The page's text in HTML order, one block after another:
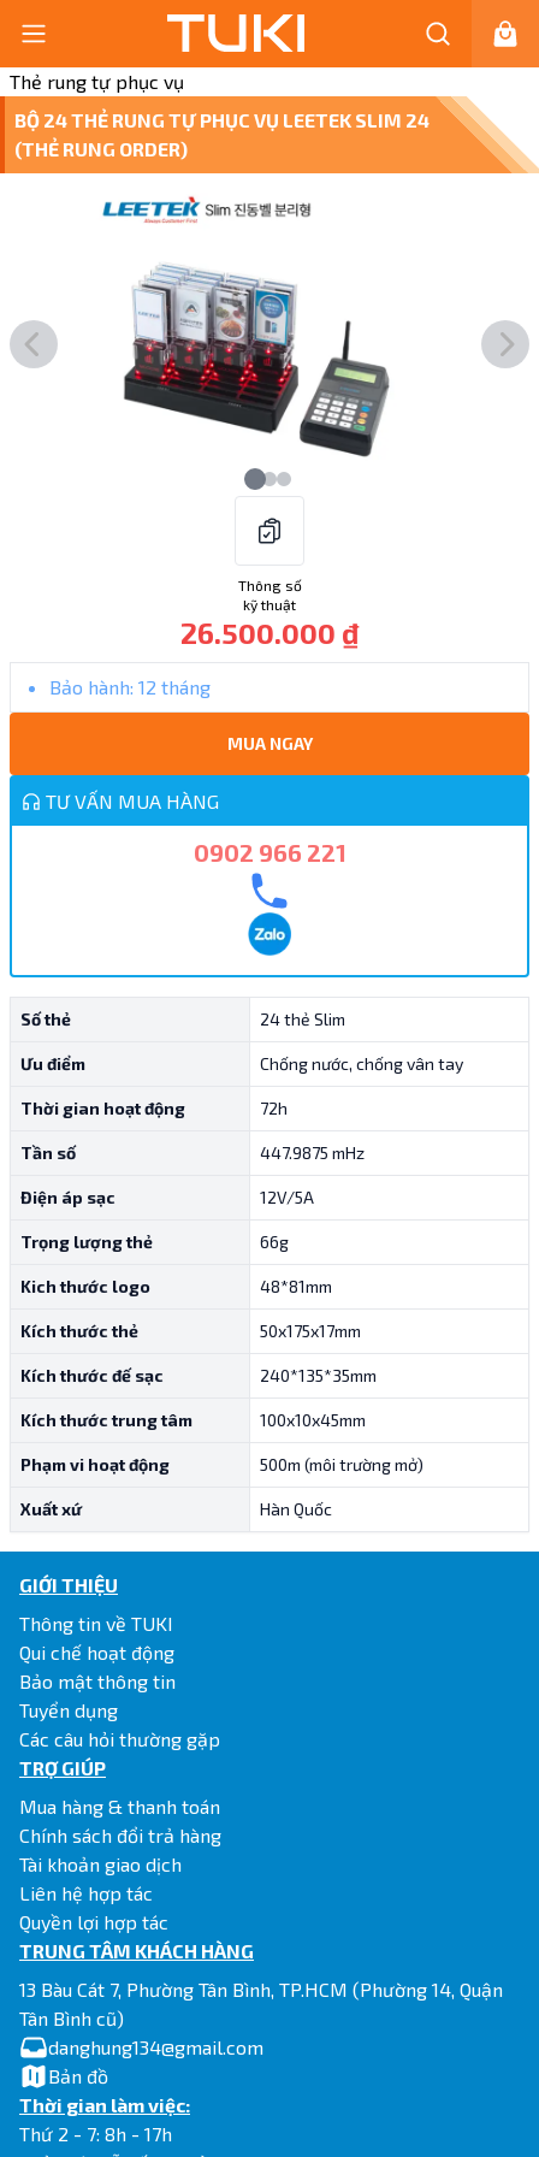
Thẻ rung tự phục vụ
BỘ 24 THẺ RUNG TỰ PHỤC VỤ LEETEK SLIM 24
(THẺ RUNG ORDER)
Thông số
kỹ thuật
26.500.000 ₫
Bảo hành: 12 tháng
MUA NGAY
TƯ VẤN MUA HÀNG
0902 966 221
Số thẻ 24 thẻ Slim
Ưu điểm Chống nước, chống vân tay
Thời gian hoạt động 72h
Tần số 447.9875 mHz
Điện áp sạc 12V/5A
Trọng lượng thẻ 66g
Kich thước logo 48*81mm
Kích thước thẻ 50x175x17mm
Kích thước đế sạc 240*135*35mm
Kích thước trung tâm 100x10x45mm
Phạm vi hoạt động 500m (môi trường mở)
Xuất xứ Hàn Quốc
GIỚI THIỆU
Thông tin về TUKI
Qui chế hoạt động
Bảo mật thông tin
Tuyển dụng
Các câu hỏi thường gặp
TRỢ GIÚP
Mua hàng & thanh toán
Chính sách đổi trả hàng
Tài khoản giao dịch
Liên hệ hợp tác
Quyền lợi hợp tác
TRUNG TÂM KHÁCH HÀNG
13 Bàu Cát 7, Phường Tân Bình, TP.HCM (Phường 14, Quận
Tân Bình cũ)
danghung134@gmail.com
Bản đồ
Thời gian làm việc:
Thứ 2 - 7: 8h - 17h